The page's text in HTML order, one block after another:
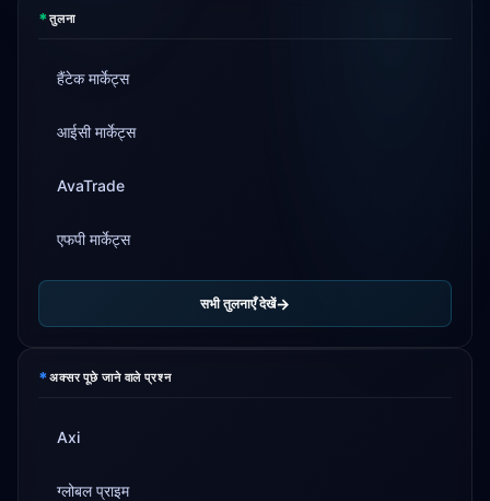
*तुलना
हैंटेक मार्केट्स
आईसी मार्केट्स
AvaTrade
एफपी मार्केट्स
सभी तुलनाएँ देखें
*अक्सर पूछे जाने वाले प्रश्न
Axi
ग्लोबल प्राइम